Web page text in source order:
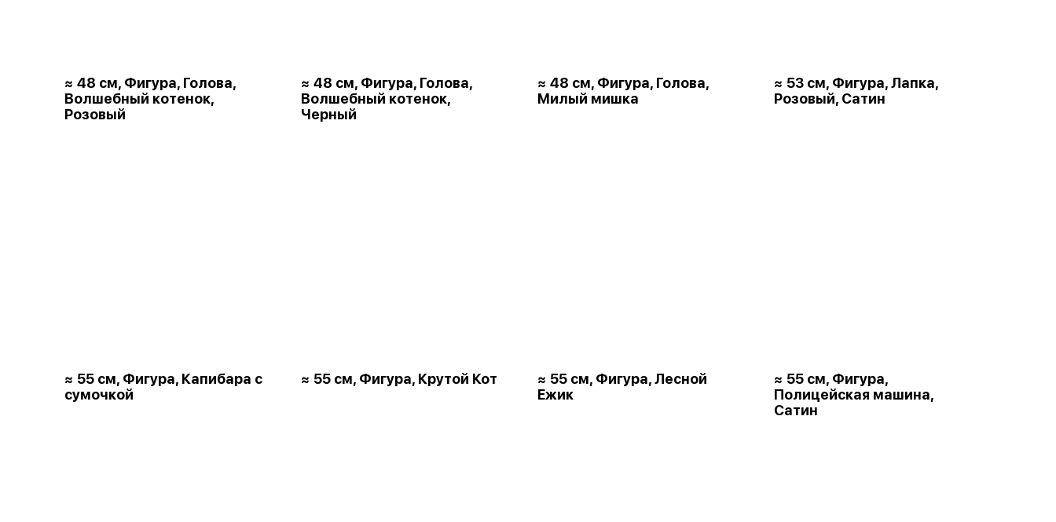
≈ 48 см, Фигура, Голова,
Волшебный котенок,
Розовый
≈ 48 см, Фигура, Голова,
Волшебный котенок,
Черный
≈ 48 см, Фигура, Голова,
Милый мишка
≈ 53 см, Фигура, Лапка,
Розовый, Сатин
≈ 55 см, Фигура, Капибара с
сумочкой
≈ 55 см, Фигура, Крутой Кот
≈ 55 см, Фигура, Лесной
Ежик
≈ 55 см, Фигура,
Полицейская машина,
Сатин